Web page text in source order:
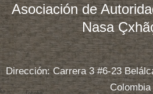
Asociación de
Nasa
Dirección: Carrera 3 #6-23
Colombia